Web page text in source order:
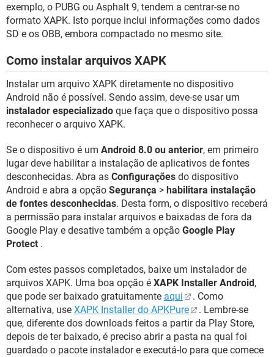
exemplo, o PUBG ou Asphalt 9, tendem a centrar-se no
formato XAPK. Isto porque inclui informações como dados
SD e os OBB, embora compactado no mesmo site.
Como instalar arquivos XAPK
Instalar um arquivo XAPK diretamente no dispositivo
Android não é possível. Sendo assim, deve-se usar um
instalador especializado que faça que o dispositivo possa
reconhecer o arquivo XAPK.
Se o dispositivo é um Android 8.0 ou anterior, em primeiro
lugar deve habilitar a instalação de aplicativos de fontes
desconhecidas. Abra as Configurações do dispositivo
Android e abra a opção Segurança > habilitara instalação
de fontes desconhecidas. Desta form, o dispositivo receberá
a permissão para instalar arquivos e baixadas de fora da
Google Play e desative também a opção Google Play
Protect .
Com estes passos completados, baixe um instalador de
arquivos XAPK. Uma boa opção é XAPK Installer Android,
que pode ser baixado gratuitamente aqui
. Como
alternativa, use XAPK Installer do APKPure
. Lembre-se
que, diferente dos downloads feitos a partir da Play Store,
depois de ter baixado, é preciso abrir a pasta na qual foi
guardado o pacote instalador e executá-lo para que comece